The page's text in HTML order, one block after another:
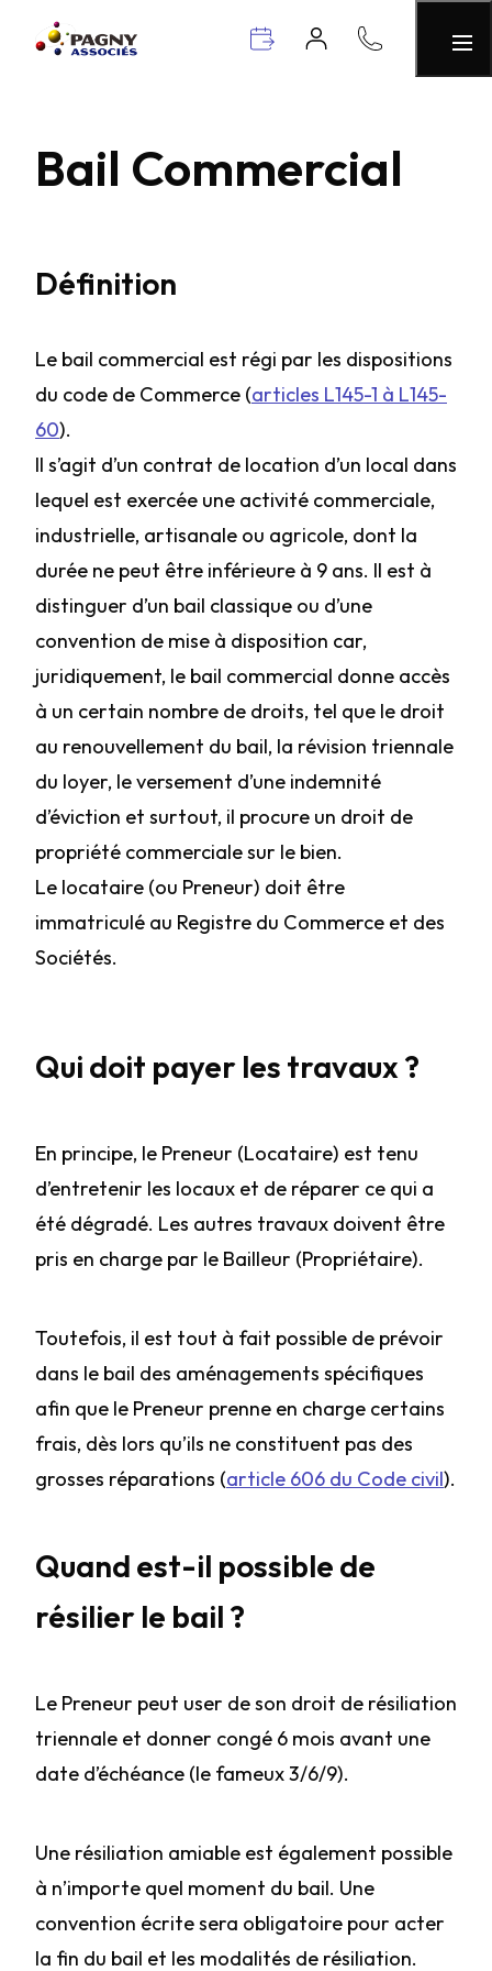
Bail Commercial
Définition
Le bail commercial est régi par les dispositions
du code de Commerce (articles L145-1 à L145-
60).
Il s’agit d’un contrat de location d’un local dans
lequel est exercée une activité commerciale,
industrielle, artisanale ou agricole, dont la
durée ne peut être inférieure à 9 ans. Il est à
distinguer d’un bail classique ou d’une
convention de mise à disposition car,
juridiquement, le bail commercial donne accès
à un certain nombre de droits, tel que le droit
au renouvellement du bail, la révision triennale
du loyer, le versement d’une indemnité
d’éviction et surtout, il procure un droit de
propriété commerciale sur le bien.
Le locataire (ou Preneur) doit être
immatriculé au Registre du Commerce et des
Sociétés.
Qui doit payer les travaux ?
En principe, le Preneur (Locataire) est tenu
d’entretenir les locaux et de réparer ce qui a
été dégradé. Les autres travaux doivent être
pris en charge par le Bailleur (Propriétaire).
Toutefois, il est tout à fait possible de prévoir
dans le bail des aménagements spécifiques
afin que le Preneur prenne en charge certains
frais, dès lors qu’ils ne constituent pas des
grosses réparations (article 606 du Code civil).
Quand est-il possible de
résilier le bail ?
Le Preneur peut user de son droit de résiliation
triennale et donner congé 6 mois avant une
date d’échéance (le fameux 3/6/9).
Une résiliation amiable est également possible
à n’importe quel moment du bail. Une
convention écrite sera obligatoire pour acter
la fin du bail et les modalités de résiliation.